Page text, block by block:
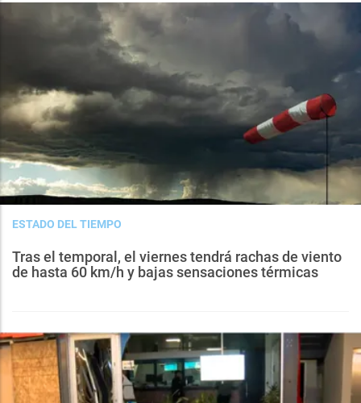
ESTADO DEL TIEMPO
Tras el temporal, el viernes tendrá rachas de viento
de hasta 60 km/h y bajas sensaciones térmicas